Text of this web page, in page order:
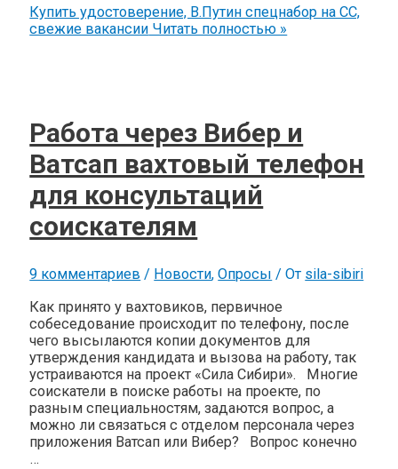
Купить удостоверение, В.Путин спецнабор на СС,
свежие вакансии Читать полностью »
Работа через Вибер и
Ватсап вахтовый телефон
для консультаций
соискателям
9 комментариев / Новости,Опросы / От sila-sibiri
Как принято у вахтовиков, первичное
собеседование происходит по телефону, после
чего высылаются копии документов для
утверждения кандидата и вызова на работу, так
устраиваются на проект «Сила Сибири». Многие
соискатели в поиске работы на проекте, по
разным специальностям, задаются вопрос, а
можно ли связаться с отделом персонала через
приложения Ватсап или Вибер? Вопрос конечно
…